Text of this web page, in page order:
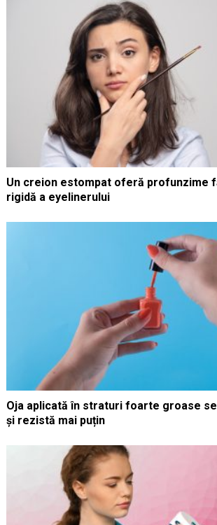
Un creion estompat oferă profunzime
rigidă a eyelinerului
Oja aplicată în straturi foarte groase
și rezistă mai puțin